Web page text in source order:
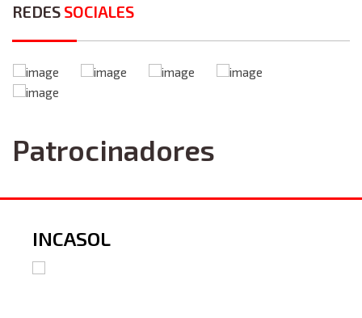
REDES SOCIALES
Patrocinadores
INCASOL